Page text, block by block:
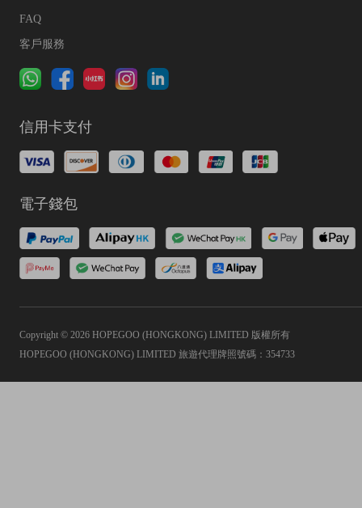
FAQ
客戶服務
信用卡支付
電子錢包
Copyright © 2026 HOPEGOO (HONGKONG) LIMITED 版權所有
HOPEGOO (HONGKONG) LIMITED 旅遊代理牌照號碼：354733